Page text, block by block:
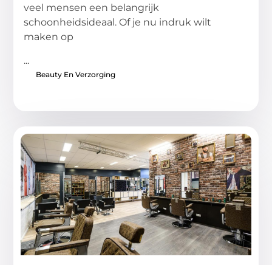
veel mensen een belangrijk
schoonheidsideaal. Of je nu indruk wilt
maken op
...
Beauty En Verzorging